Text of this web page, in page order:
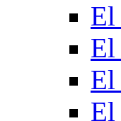
El
El
El
El